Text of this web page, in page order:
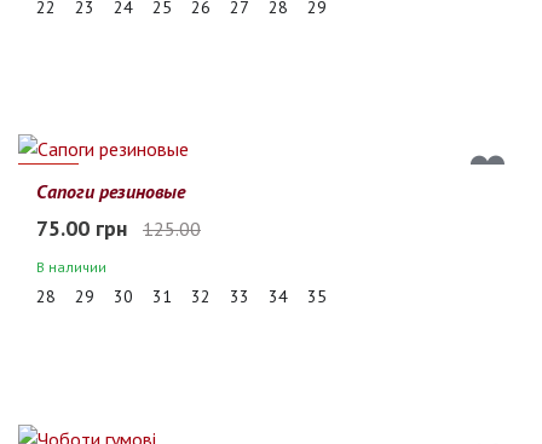
22 23 24 25 26 27 28 29
40%
Сапоги резиновые
75.00 грн 125.00
В наличии
28 29 30 31 32 33 34 35